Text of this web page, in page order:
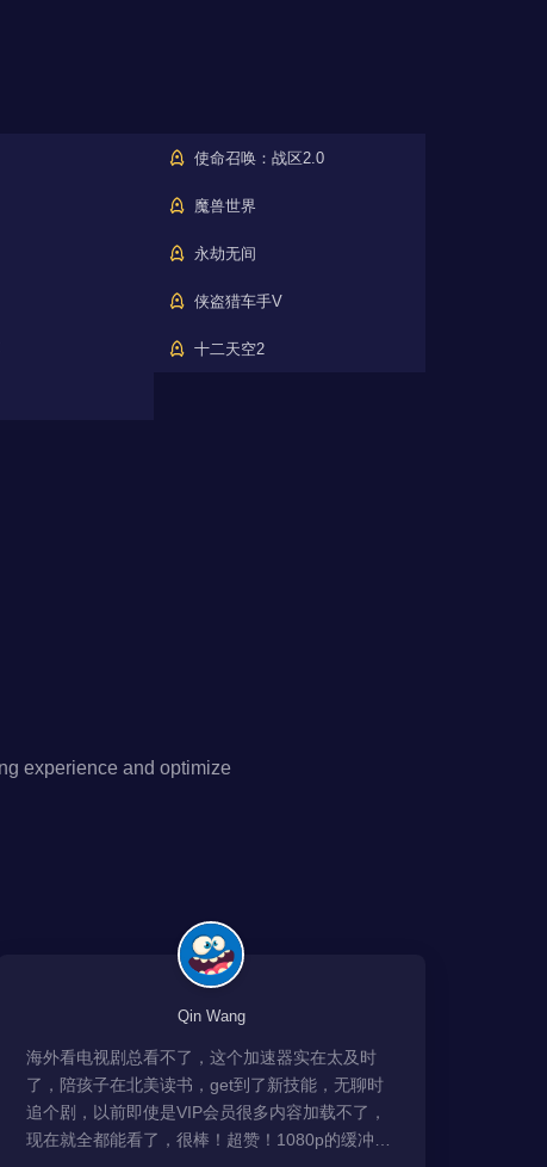
使命召唤：战区2.0
魔兽世界
永劫无间
侠盗猎车手V
十二天空2
experience and optimize
Qin Wang
海外看电视剧总看不了，这个加速器实在太及时
了，陪孩子在北美读书，get到了新技能，无聊时
追个剧，以前即使是VIP会员很多内容加载不了，
现在就全都能看了，很棒！超赞！1080p的缓冲完